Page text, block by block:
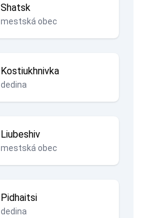
Shatsk
mestská obec
Kostiukhnivka
dedina
Liubeshiv
mestská obec
Pidhaitsi
dedina